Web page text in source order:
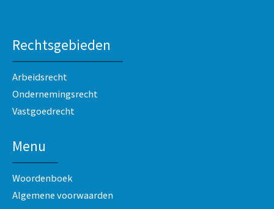
Rechtsgebieden
Arbeidsrecht
Ondernemingsrecht
Vastgoedrecht
Menu
Woordenboek
Algemene voorwaarden